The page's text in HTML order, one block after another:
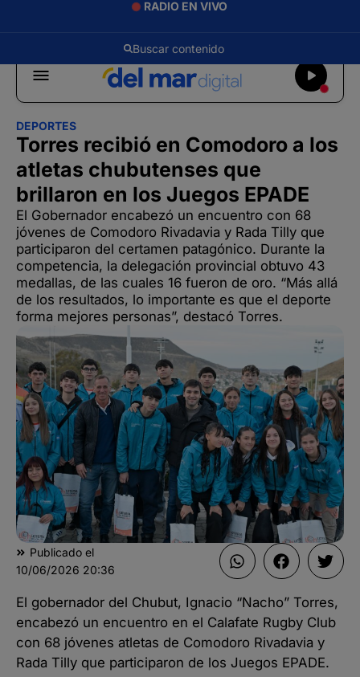
RADIO EN VIVO
DEPORTES
Torres recibió en Comodoro a los
atletas chubutenses que
brillaron en los Juegos EPADE
El Gobernador encabezó un encuentro con 68
jóvenes de Comodoro Rivadavia y Rada Tilly que
participaron del certamen patagónico. Durante la
competencia, la delegación provincial obtuvo 43
medallas, de las cuales 16 fueron de oro. “Más allá
de los resultados, lo importante es que el deporte
forma mejores personas”, destacó Torres.
Publicado el
10/06/2026 20:36
El gobernador del Chubut, Ignacio “Nacho” Torres,
encabezó un encuentro en el Calafate Rugby Club
con 68 jóvenes atletas de Comodoro Rivadavia y
Rada Tilly que participaron de los Juegos EPADE.